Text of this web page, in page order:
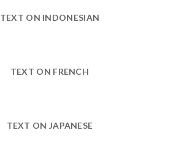
TEXT ON INDONESIAN
TEXT ON FRENCH
TEXT ON JAPANESE